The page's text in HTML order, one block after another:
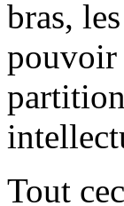
bras,
pouvoir
Tout